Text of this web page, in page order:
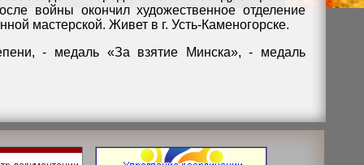
войны окончил художественное отделение
мастерской. Живет в г. Усть-Каменогорске.
- медаль «За взятие Минска», - медаль